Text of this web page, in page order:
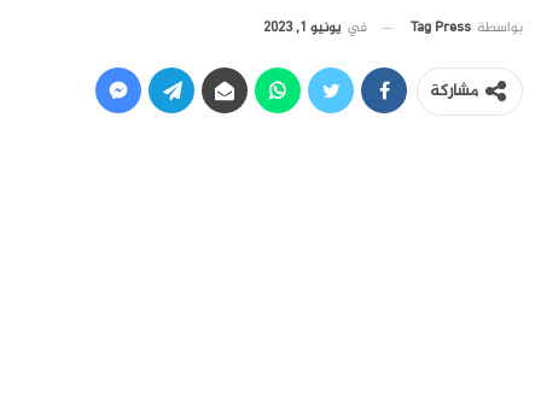
بواسطة Tag Press في يونيو 1, 2023
مشاركة